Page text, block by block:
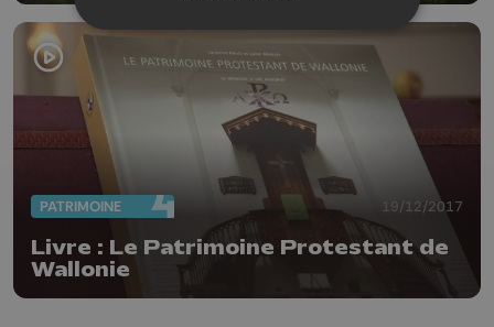
PATRIMOINE 19/12/2017
Livre : Le Patrimoine Protestant de
Wallonie